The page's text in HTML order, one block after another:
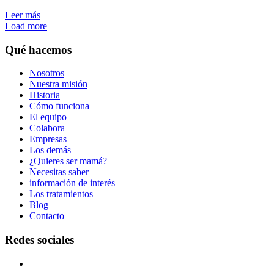
Leer más
Load more
Qué hacemos
Nosotros
Nuestra misión
Historia
Cómo funciona
El equipo
Colabora
Empresas
Los demás
¿Quieres ser mamá?
Necesitas saber
información de interés
Los tratamientos
Blog
Contacto
Redes sociales